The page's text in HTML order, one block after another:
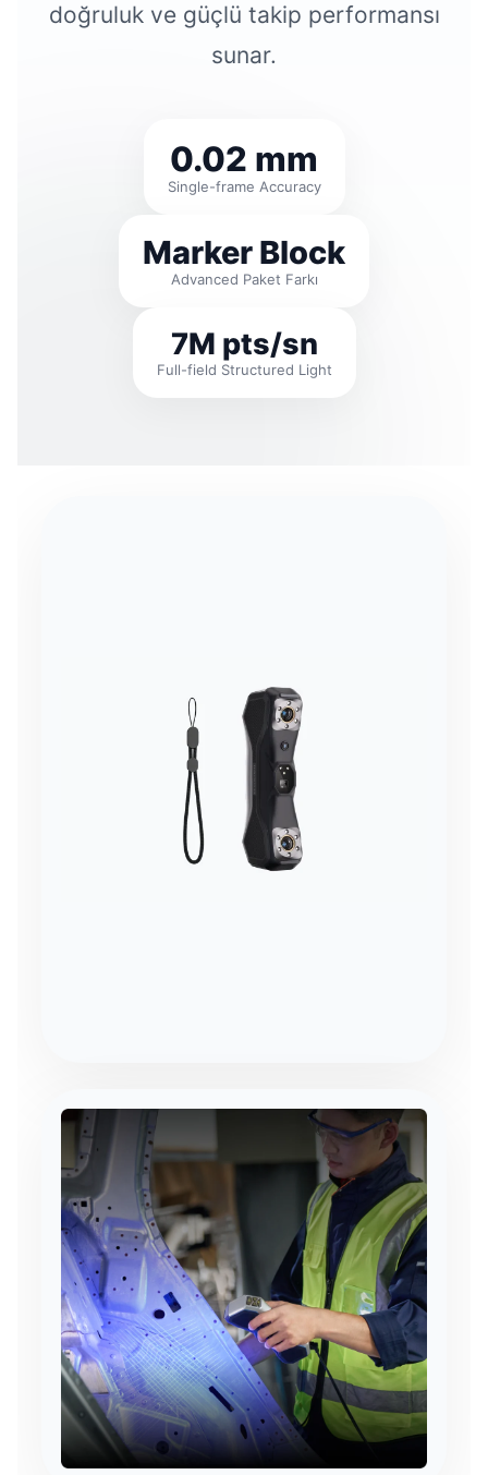
doğruluk ve güçlü takip performansı
sunar.
0.02 mm
Single-frame Accuracy
Marker Block
Advanced Paket Farkı
7M pts/sn
Full-field Structured Light